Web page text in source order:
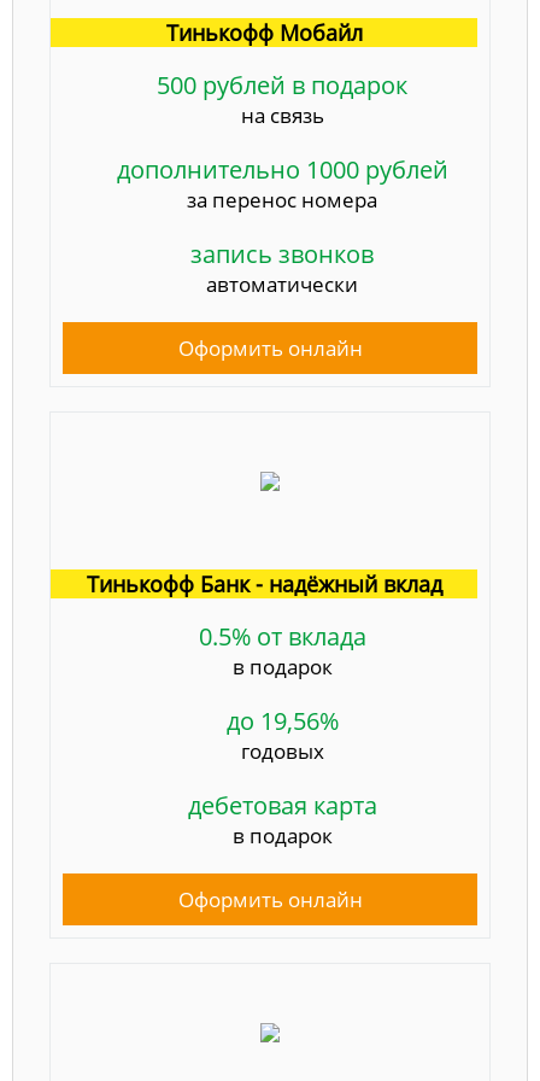
Тинькофф Мобайл
500 рублей в подарок
на связь
дополнительно 1000 рублей
за перенос номера
запись звонков
автоматически
Оформить онлайн
Тинькофф Банк - надёжный вклад
0.5% от вклада
в подарок
до 19,56%
годовых
дебетовая карта
в подарок
Оформить онлайн